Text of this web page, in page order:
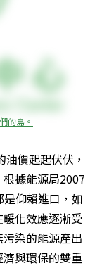
的島。
價起起伏伏，
據能源局2007
仰賴進口，如
化效應逐漸受
染的能源產出
與環保的雙重